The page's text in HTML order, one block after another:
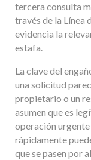
tercera consulta
través de la Línea
evidencia la
estafa.
La clave del
una solicitud
propietario o un
asumen que es
operación
rápidamente
que se pasen por